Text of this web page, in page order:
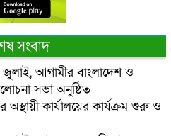
সংবাদ
জুলাই, আগামীর বাংলাদেশ ও
সভা অনুষ্ঠিত
অস্থায়ী কার্যালয়ের কার্যক্রম শুরু ও